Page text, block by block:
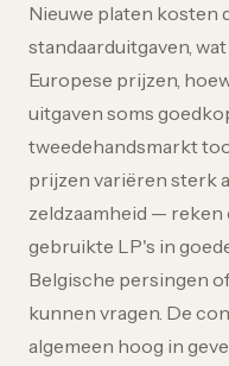
Nieuwe platen kosten
standaarduitgaven,
Europese prijzen,
uitgaven soms
tweedehandsmarkt
prijzen variëren sterk
zeldzaamheid — reken
gebruikte LP's in
Belgische persingen
kunnen vragen. De
algemeen hoog in